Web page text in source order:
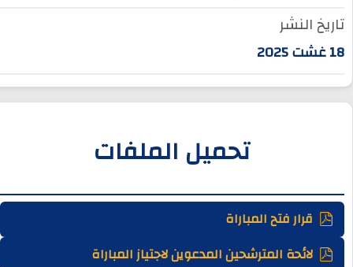
تاريخ النشر
18 غشت 2025
تحميل الملفات
قرار فتح المباراة
لائحة المترشحين المدعوين لاجتياز المباراة